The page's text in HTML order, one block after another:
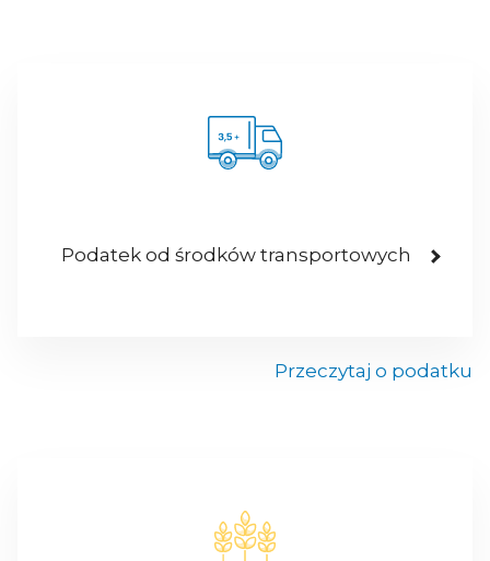
Podatek od środków transportowych
Przeczytaj o podatku